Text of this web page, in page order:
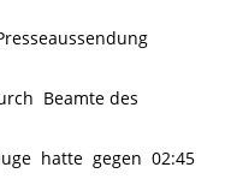
Beamte des
hatte gegen 02:45